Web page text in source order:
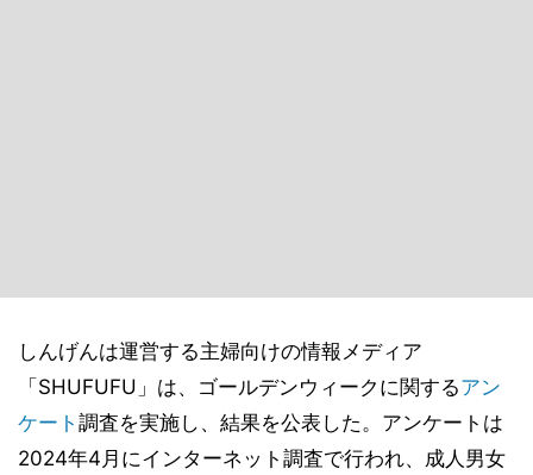
しんげんは運営する主婦向けの情報メディア
「SHUFUFU」は、ゴールデンウィークに関するアン
ケート 調査を実施し、結果を公表した。アンケートは
2024年4月にインターネット調査で行われ、成人男女